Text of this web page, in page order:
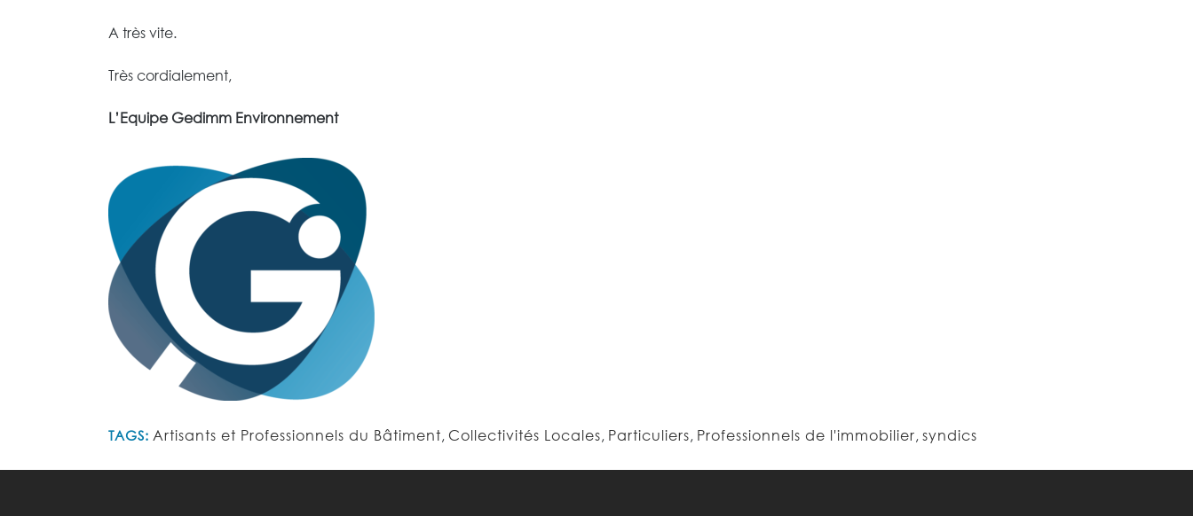
A très vite.
Très cordialement,
L’Equipe Gedimm Environnement
TAGS: Artisants et Professionnels du Bâtiment, Collectivités Locales, Particuliers, Professionnels de l'immobilier,syndics